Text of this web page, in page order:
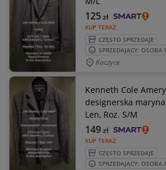
KUP TERAZ
125zł
CZĘSTO SPRZEDAJE
SPRZEDAJĄCY: OSOBA
Kaczyce
Kenneth Cole Amerykańska
designerska
Len, Roz. S/M
KUP TERAZ
149zł
CZĘSTO SPRZEDAJE
SPRZEDAJĄCY: OSOBA